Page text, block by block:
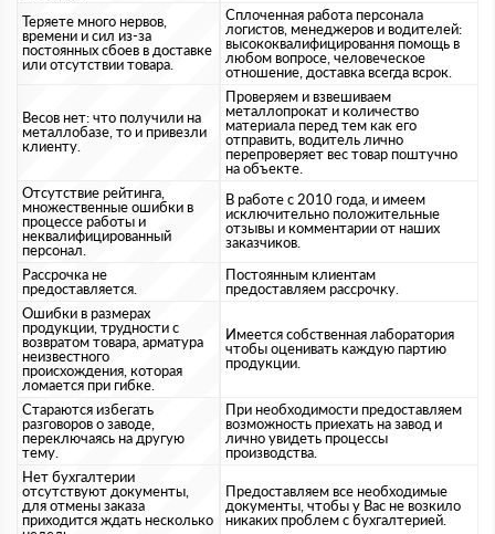
Теряете много нервов,
времени и сил из-за
постоянных сбоев в доставке
или отсутствии товара.
Сплоченная работа персонала
логистов, менеджеров и водителей:
высококвалифицировання помощь в
любом вопросе, человеческое
отношение, доставка всегда всрок.
Весов нет: что получили на
металлобазе, то и привезли
клиенту.
Проверяем и взвешиваем
металлопрокат и количество
материала перед тем как его
отправить, водитель лично
перепроверяет вес товар поштучно
на объекте.
Отсутствие рейтинга,
множественные ошибки в
процессе работы и
неквалифицированный
персонал.
В работе с 2010 года, и имеем
исключительно положительные
отзывы и комментарии от наших
заказчиков.
Рассрочка не
предоставляется.
Постоянным клиентам
предоставляем рассрочку.
Ошибки в размерах
продукции, трудности с
возвратом товара, арматура
неизвестного
происхождения, которая
ломается при гибке.
Имеется собственная лаборатория
чтобы оценивать каждую партию
продукции.
Стараются избегать
разговоров о заводе,
переключаясь на другую
тему.
При необходимости предоставляем
возможность приехать на завод и
лично увидеть процессы
производства.
Нет бухгалтерии
отсутствуют документы,
для отмены заказа
приходится ждать несколько
Предоставляем все необходимые
документы, чтобы у Вас не возкило
никаких проблем с бухгалтерией.